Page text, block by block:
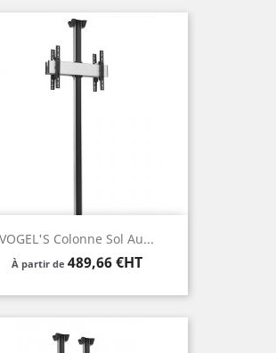
VOGEL'S Colonne Sol Au...
À partir de Prix
489,66 €HT